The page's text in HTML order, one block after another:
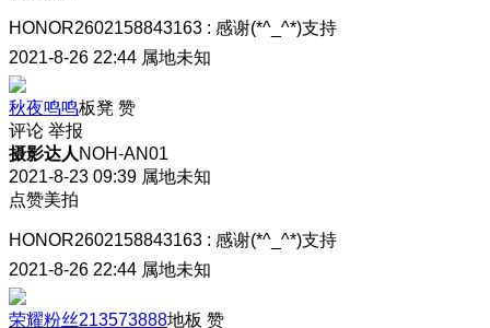
HONOR2602158843163 : 感谢(*^_^*)支持
2021-8-26 22:44 属地未知
秋夜鸣鸣板凳 赞
评论 举报
摄影达人 NOH-AN01
2021-8-23 09:39 属地未知
点赞美拍
HONOR2602158843163 : 感谢(*^_^*)支持
2021-8-26 22:44 属地未知
荣耀粉丝213573888地板 赞